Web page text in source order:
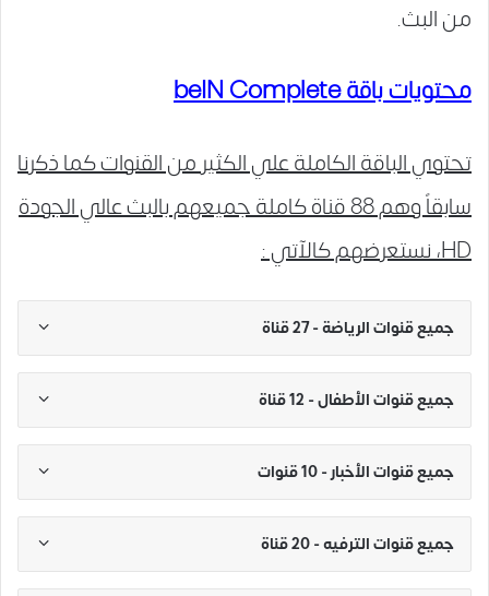
من البث.
محتويات باقة beIN Complete
تحتوي الباقة الكاملة علي الكثير من القنوات كما ذكرنا
سابقاً وهم 88 قناة كاملة جميعهم بالبث عالي الجودة
HD، نستعرضهم كالآتي :
جميع قنوات الرياضة - 27 قناة
جميع قنوات الأطفال - 12 قناة
جميع قنوات الأخبار - 10 قنوات
جميع قنوات الترفيه - 20 قناة